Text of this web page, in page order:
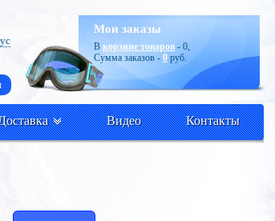
Мои заказы
В корзине товаров - 0,
Сумма заказов - 0 руб.
Видео Контакты